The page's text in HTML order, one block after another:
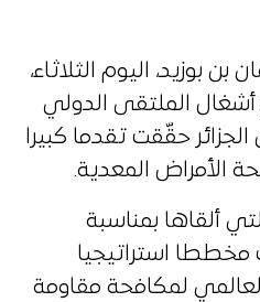
بوزيد، اليوم الثلاثاء،
الملتقى الدولي
حقّقت تقدما كبيرا
الأمراض المعدية.
ألقاها بمناسبة
مخططا استراتيجيا
لمكافحة مقاومة